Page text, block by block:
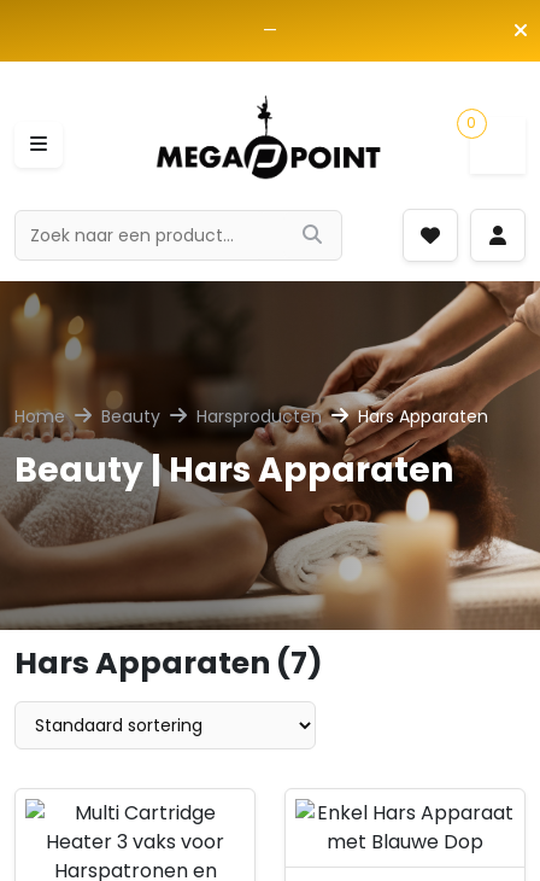
—
0
Home Beauty Harsproducten Hars Apparaten
Beauty | Hars Apparaten
Hars Apparaten (7)
Product openen Product openen